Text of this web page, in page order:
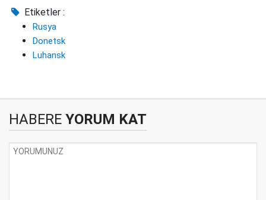
Etiketler :
Rusya
Donetsk
Luhansk
HABERE YORUM KAT